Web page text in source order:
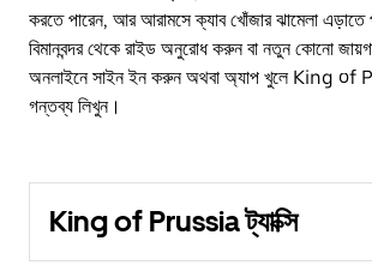
করতে পারেন, আর আরামসে ক্যাব খোঁজার ঝামেলা
বিমানবন্দর থেকে রাইড অনুরোধ করুন বা নতুন কোনো
অনলাইনে সাইন ইন করুন অথবা অ্যাপ খুলে King
গন্তব্য লিখুন।
King of Prussia ট্যাক্সি